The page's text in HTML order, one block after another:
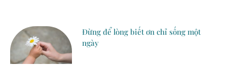
Đừng để lòng biết ơn chỉ sống một
ngày